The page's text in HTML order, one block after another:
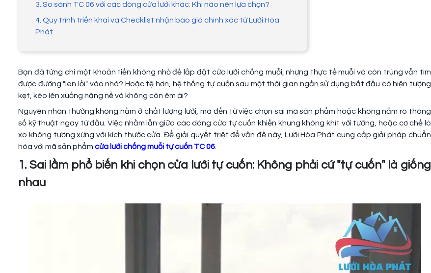
3. So sánh TC 06 với các dòng cửa lưới khác: Khi nào nên lựa chọn?
4. Quy trình triển khai và Checklist nhận báo giá chính xác từ Lưới Hòa
Phát
Bạn đã từng chi một khoản tiền không nhỏ để lắp đặt cửa lưới chống muỗi, nhưng thực tế muỗi và côn trùng vẫn tìm
được đường "len lỏi" vào nhà? Hoặc tệ hơn, hệ thống tự cuốn sau một thời gian ngắn sử dụng bắt đầu có hiện tượng
kẹt, kéo lên xuống nặng nề và không còn êm ái?
Nguyên nhân thường không nằm ở chất lượng lưới, mà đến từ việc chọn sai mã sản phẩm hoặc không nắm rõ thông
số kỹ thuật ngay từ đầu. Việc nhầm lẫn giữa các dòng cửa tự cuốn khiến khung không khít với tường, hoặc cơ chế lò
xo không tương xứng với kích thước cửa. Để giải quyết triệt để vấn đề này, Lưới Hòa Phát cung cấp giải pháp chuẩn
hóa với mã sản phẩm cửa lưới chống muỗi tự cuốn TC 06
1. Sai lầm phổ biến khi chọn cửa lưới tự cuốn: Không phải cứ "tự cuốn" là giống
nhau